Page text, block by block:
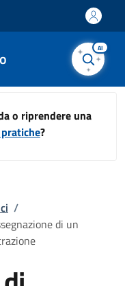
AI
o riprendere una
?
/
di un